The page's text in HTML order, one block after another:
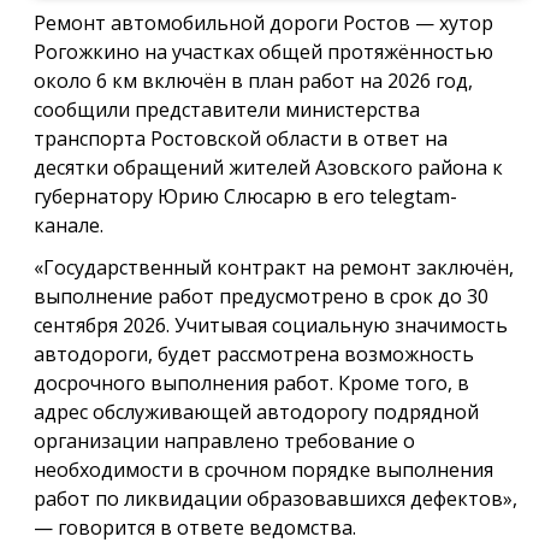
Ремонт автомобильной дороги Ростов — хутор
Рогожкино на участках общей протяжённостью
около 6 км включён в план работ на 2026 год,
сообщили представители министерства
транспорта Ростовской области в ответ на
десятки обращений жителей Азовского района к
губернатору Юрию Слюсарю в его telegtam-
канале.
«Государственный контракт на ремонт заключён,
выполнение работ предусмотрено в срок до 30
сентября 2026. Учитывая социальную значимость
автодороги, будет рассмотрена возможность
досрочного выполнения работ. Кроме того, в
адрес обслуживающей автодорогу подрядной
организации направлено требование о
необходимости в срочном порядке выполнения
работ по ликвидации образовавшихся дефектов»,
— говорится в ответе ведомства.